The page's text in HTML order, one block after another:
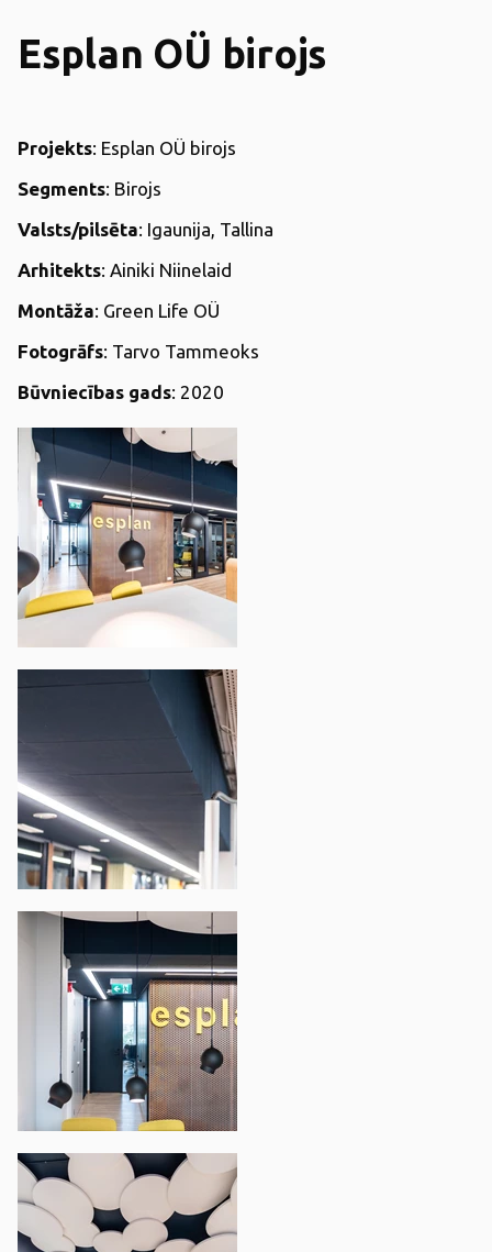
Esplan OÜ birojs
Projekts: Esplan OÜ birojs
Segments: Birojs
Valsts/pilsēta: Igaunija, Tallina
Arhitekts: Ainiki Niinelaid
Montāža: Green Life OÜ
Fotogrāfs: Tarvo Tammeoks
Būvniecības gads: 2020